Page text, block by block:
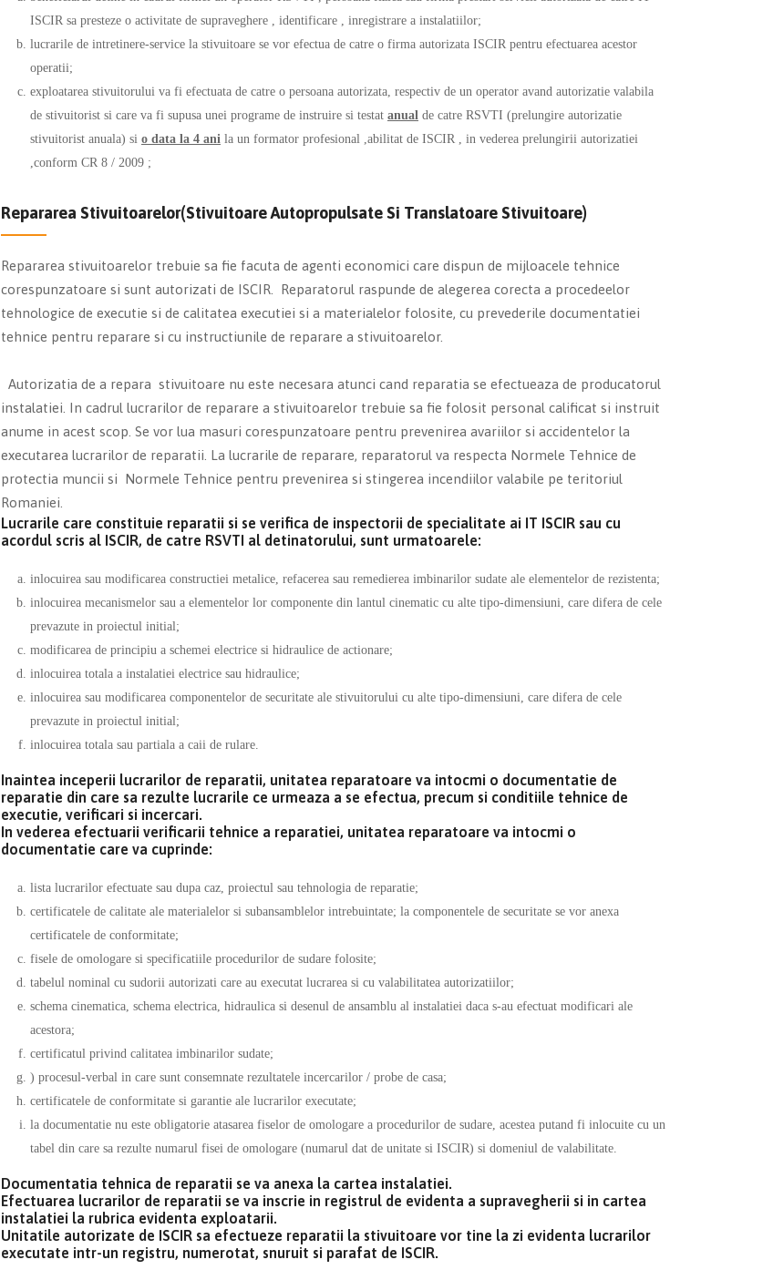
ISCIR sa presteze o activitate de supraveghere , identificare , inregistrare a instalatiilor;
lucrarile de intretinere-service la stivuitoare se vor efectua de catre o firma autorizata ISCIR pentru efectuarea acestor
operatii;
exploatarea stivuitorului va fi efectuata de catre o persoana autorizata, respectiv de un operator avand autorizatie valabila
de stivuitorist si care va fi supusa unei programe de instruire si testat anual de catre RSVTI (prelungire autorizatie
stivuitorist anuala) si o data la 4 ani la un formator profesional ,abilitat de ISCIR , in vederea prelungirii autorizatiei
,conform CR 8 / 2009 ;
Repararea Stivuitoarelor(stivuitoare Autopropulsate Si Translatoare Stivuitoare)
Repararea stivuitoarelor trebuie sa fie facuta de agenti economici care dispun de mijloacele tehnice
corespunzatoare si sunt autorizati de ISCIR. Reparatorul raspunde de alegerea corecta a procedeelor
tehnologice de executie si de calitatea executiei si a materialelor folosite, cu prevederile documentatiei
tehnice pentru reparare si cu instructiunile de reparare a stivuitoarelor.
Autorizatia de a repara stivuitoare nu este necesara atunci cand reparatia se efectueaza de producatorul
instalatiei. In cadrul lucrarilor de reparare a stivuitoarelor trebuie sa fie folosit personal calificat si instruit
anume in acest scop. Se vor lua masuri corespunzatoare pentru prevenirea avariilor si accidentelor la
executarea lucrarilor de reparatii. La lucrarile de reparare, reparatorul va respecta Normele Tehnice de
protectia muncii si Normele Tehnice pentru prevenirea si stingerea incendiilor valabile pe teritoriul
Romaniei.
Lucrarile care constituie reparatii si se verifica de inspectorii de specialitate ai IT ISCIR sau cu
acordul scris al ISCIR, de catre RSVTI al detinatorului, sunt urmatoarele:
inlocuirea sau modificarea constructiei metalice, refacerea sau remedierea imbinarilor sudate ale elementelor de rezistenta;
inlocuirea mecanismelor sau a elementelor lor componente din lantul cinematic cu alte tipo-dimensiuni, care difera de cele
prevazute in proiectul initial;
modificarea de principiu a schemei electrice si hidraulice de actionare;
inlocuirea totala a instalatiei electrice sau hidraulice;
inlocuirea sau modificarea componentelor de securitate ale stivuitorului cu alte tipo-dimensiuni, care difera de cele
prevazute in proiectul initial;
inlocuirea totala sau partiala a caii de rulare.
Inaintea inceperii lucrarilor de reparatii, unitatea reparatoare va intocmi o documentatie de
reparatie din care sa rezulte lucrarile ce urmeaza a se efectua, precum si conditiile tehnice de
executie, verificari si incercari.
In vederea efectuarii verificarii tehnice a reparatiei, unitatea reparatoare va intocmi o
documentatie care va cuprinde:
lista lucrarilor efectuate sau dupa caz, proiectul sau tehnologia de reparatie;
certificatele de calitate ale materialelor si subansamblelor intrebuintate; la componentele de securitate se vor anexa
certificatele de conformitate;
fisele de omologare si specificatiile procedurilor de sudare folosite;
tabelul nominal cu sudorii autorizati care au executat lucrarea si cu valabilitatea autorizatiilor;
schema cinematica, schema electrica, hidraulica si desenul de ansamblu al instalatiei daca s-au efectuat modificari ale
acestora;
certificatul privind calitatea imbinarilor sudate;
) procesul-verbal in care sunt consemnate rezultatele incercarilor / probe de casa;
certificatele de conformitate si garantie ale lucrarilor executate;
la documentatie nu este obligatorie atasarea fiselor de omologare a procedurilor de sudare, acestea putand fi inlocuite cu un
tabel din care sa rezulte numarul fisei de omologare (numarul dat de unitate si ISCIR) si domeniul de valabilitate.
Documentatia tehnica de reparatii se va anexa la cartea instalatiei.
Efectuarea lucrarilor de reparatii se va inscrie in registrul de evidenta a supravegherii si in cartea
instalatiei la rubrica evidenta exploatarii.
Unitatile autorizate de ISCIR sa efectueze reparatii la stivuitoare vor tine la zi evidenta lucrarilor
executate intr-un registru, numerotat, snuruit si parafat de ISCIR.